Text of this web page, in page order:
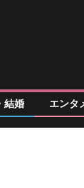
結婚 エンタ